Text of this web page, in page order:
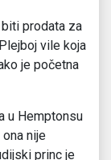
prodata za
vile koja
je početna
u Hemptonsu
nije
princ je